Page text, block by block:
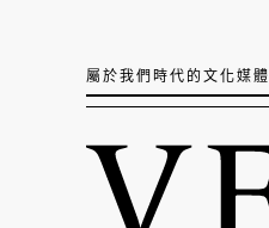
屬於我們時代的文化媒體